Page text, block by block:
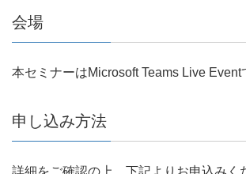
会場
本セミナーはMicrosoft Teams Live Event
申し込み方法